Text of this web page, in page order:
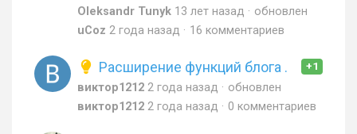
Oleksandr Tunyk 13 лет назад
обновлен
uCoz 2 года назад 16 комментариев
+1
Расширение функций блога .
виктор1212 2 года назад
обновлен
виктор1212 2 года назад 0 комментариев